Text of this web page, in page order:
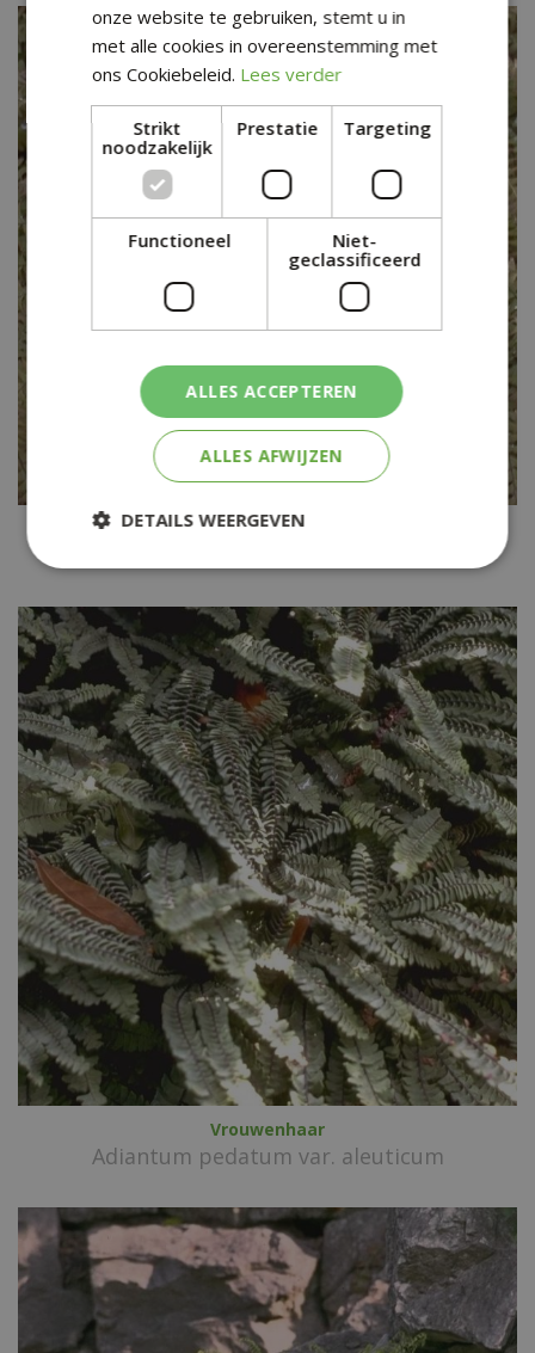
Vrouwenhaar
Vrouwenhaar
Adiantum pedatum var. aleuticum
onze website te gebruiken, stemt u in
met alle cookies in overeenstemming met
ons Cookiebeleid. Lees verder
Strikt
noodzakelijk
Prestatie Targeting
Functioneel
Niet-
geclassificeerd
ALLES ACCEPTEREN
ALLES AFWIJZEN
DETAILS WEERGEVEN